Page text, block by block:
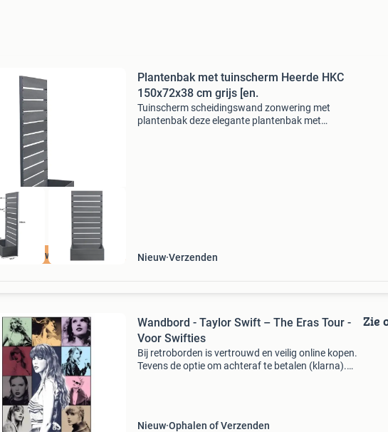
Hoge kwaliteit
Plantenbak met tuinscherm Heerde HKC
150x72x38 cm grijs [en.
Tuinscherm scheidingswand zonwering met
plantenbak deze elegante plantenbak met
Nieuw Verzenden
Wandbord - Taylor Swift – The Eras Tour -
Voor Swifties
Bij retroborden is vertrouwd en veilig online kopen.
Tevens de optie om achteraf te betalen (klarna).
Nieuw Ophalen of Verzenden
Zie